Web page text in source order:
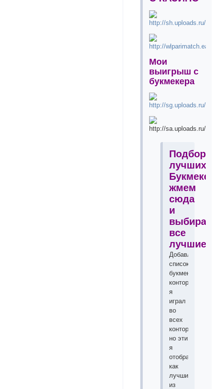
Мои
выигрыш с
букмекера
Подборка
лучших
жмем
сюда
и
выбираем
все
лучшие!!!
Добавлю
список
букмекерских
контор
я
играл
во
всех
конторах
но эти
я
отобрал
как
лучшие
из